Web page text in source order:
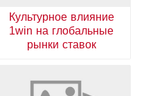
Культурное влияние
1win на глобальные
рынки ставок